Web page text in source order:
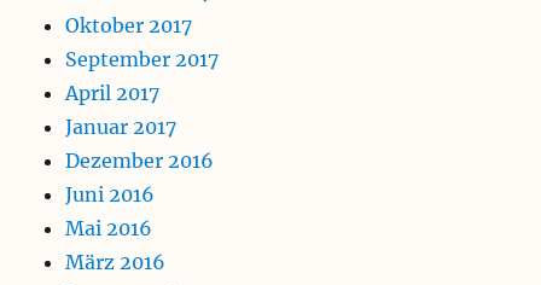
Oktober 2017
September 2017
April 2017
Januar 2017
Dezember 2016
Juni 2016
Mai 2016
März 2016